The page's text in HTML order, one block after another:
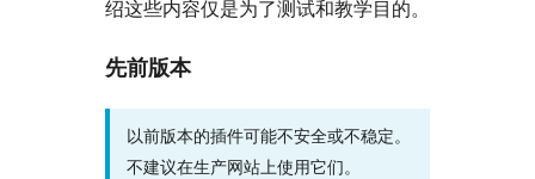
绍这些内容仅是为了测试和教学目的。
先前版本
以前版本的插件可能不安全或不稳定。
不建议在生产网站上使用它们。